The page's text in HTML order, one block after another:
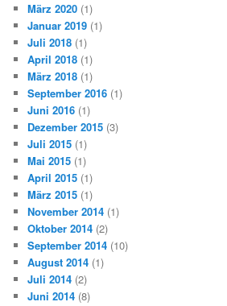
März 2020 (1)
Januar 2019 (1)
Juli 2018 (1)
April 2018 (1)
März 2018 (1)
September 2016 (1)
Juni 2016 (1)
Dezember 2015 (3)
Juli 2015 (1)
Mai 2015 (1)
April 2015 (1)
März 2015 (1)
November 2014 (1)
Oktober 2014 (2)
September 2014 (10)
August 2014 (1)
Juli 2014 (2)
Juni 2014 (8)